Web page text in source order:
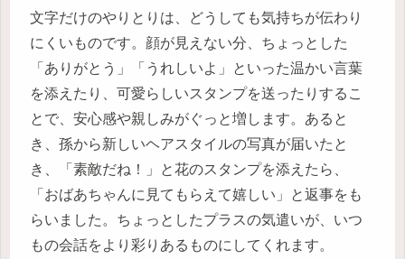
文字だけのやりとりは、どうしても気持ちが伝わり
にくいものです。顔が見えない分、ちょっとした
「ありがとう」「うれしいよ」といった温かい言葉
を添えたり、可愛らしいスタンプを送ったりするこ
とで、安心感や親しみがぐっと増します。あると
き、孫から新しいヘアスタイルの写真が届いたと
き、「素敵だね！」と花のスタンプを添えたら、
「おばあちゃんに見てもらえて嬉しい」と返事をも
らいました。ちょっとしたプラスの気遣いが、いつ
もの会話をより彩りあるものにしてくれます。